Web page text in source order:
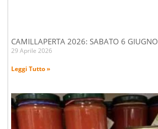
CAMILLAPERTA 2026: SABATO 6 GIUGNO
29 Aprile 2026
Leggi Tutto »